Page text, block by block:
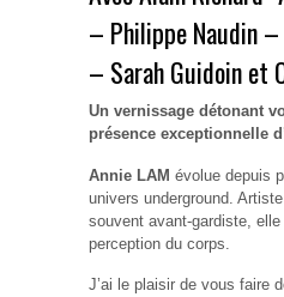
– Philippe Naudin
– Sarah Guidoin et
Un vernissage détonant
présence exceptionnelle
Annie LAM évolue depuis
univers underground.
souvent avant-gardiste,
perception du corps.
J’ai le plaisir de vous faire